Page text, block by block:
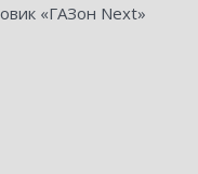
«ГАЗон Next»